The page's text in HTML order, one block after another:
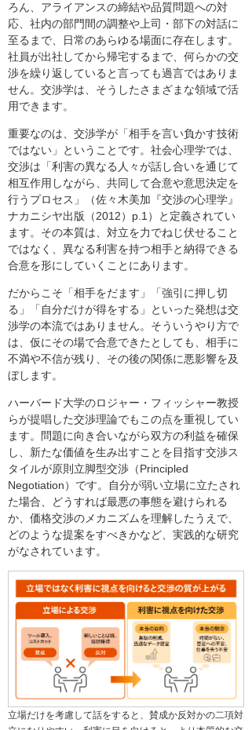
ろん、アライアンスの締結や品質問題への対
応、社内の部門間の調整や上司・部下の対話に
至るまで、日常のあらゆる場面に存在します。
社員が出社してから帰宅するまで、何らかの交
渉を繰り返していると言っても過言ではありま
せん。交渉学は、そうしたさまざまな領域で活
用できます。
重要なのは、交渉学が「相手を言い負かす技術
ではない」ということです。社会心理学では、
交渉は「利害の異なる人々が話し合いを通じて
相互作用しながら、共同して合意や意思決定を
行うプロセス」（佐々木美加『交渉の心理学』
ナカニシヤ出版（2012）p.1）と定義されてい
ます。その本質は、対立を力でねじ伏せること
ではなく、異なる利害を持つ相手と納得できる
合意を形にしていくことにあります。
だからこそ「相手をだます」「強引に押し切
る」「自分だけが得をする」といった発想は交
渉学の本流ではありません。そういうやり方で
は、仮にその場で合意できたとしても、相手に
不満や不信が残り、その後の関係に悪影響を及
ぼします。
ハーバード大学のロジャー・フィッシャー教授
らが提唱した交渉理論でもこの点を重視してい
ます。問題に向き合いながら双方の利益を確保
し、新たな価値を生み出すことを目指す交渉ス
タイルが原則立脚型交渉（Principled
Negotiation）です。自分が弱い立場に立たされ
た場合、どうすれば最悪の事態を避けられる
か、価格交渉のメカニズムを理解したうえで、
どのような提案をすべきかなど、実践的な研究
がなされています。
立場だけを考慮して話をすると、賛成か反対かの二項対